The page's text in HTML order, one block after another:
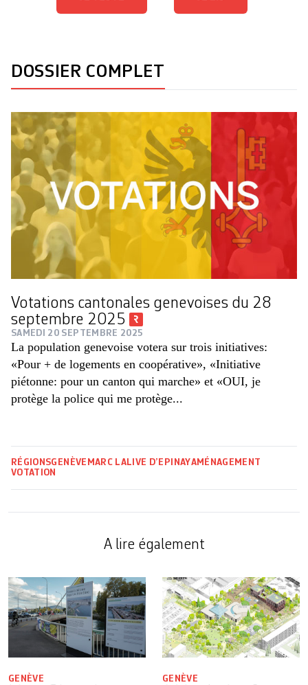
DOSSIER COMPLET
Votations cantonales genevoises du 28
septembre 2025
SAMEDI 20 SEPTEMBRE 2025
La population genevoise votera sur trois initiatives:
«Pour + de logements en coopérative», «Initiative
piétonne: pour un canton qui marche» et «OUI, je
protège la police qui me protège...
RÉGIONSGENÈVE MARC LALIVE D’EPINAYAMÉNAGEMENT
VOTATION
A lire également
GENÈVE GENÈVE